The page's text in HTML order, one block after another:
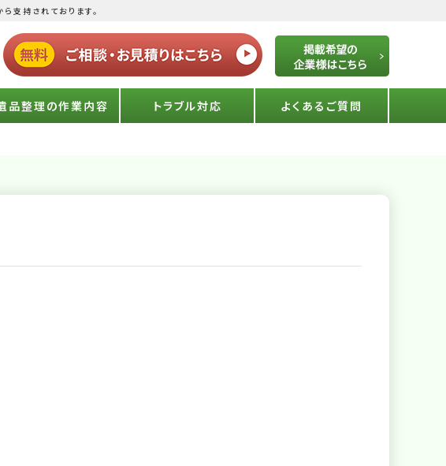
支持されております。
品整理の作業内容 トラブル対応 よくあるご質問